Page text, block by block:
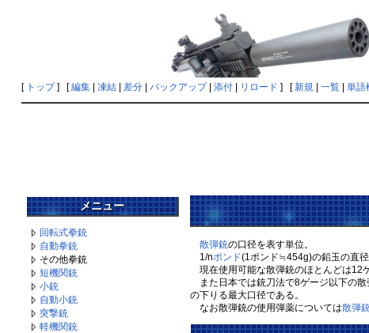
[ トップ] [編集| 凍結| 差分| バックアップ| 添付| リロード ] [新規| 一覧| 単語
メニュー
回転式拳銃
自動拳銃
その他拳銃
短機関銃
小銃
自動小銃
突撃銃
軽機関銃
散弾銃の口径を表す単位。
1/nポンド(1ポンド≒454g)の鉛玉の直
現在使用可能な散弾銃のほとんどは12
また日本では銃刀法で8ゲージ以下の
の下りる最大口径である。
なお散弾銃の使用弾薬については散弾